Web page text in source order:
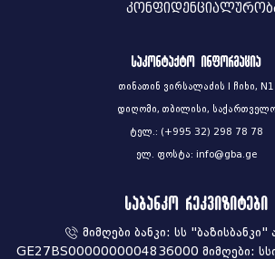
საკონტაქტო ინფორმაცია
თინათინ ვირსალაძის I ჩიხი, N1
დიღომი, თბილისი,
ტელ.: (+995 32) 298 78 78
ელ. ფოსტა: info@gba.ge
საბანკო რეკვიზიტები
მიმღები ბანკი: სს "ბაზისბანკი"
GE27BS0000000004836000 მიმღები: